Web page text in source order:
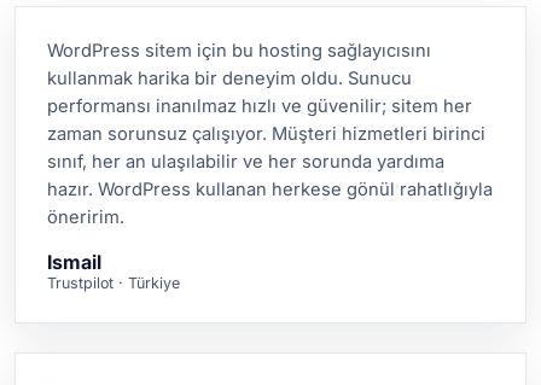
WordPress sitem için bu hosting sağlayıcısını
kullanmak harika bir deneyim oldu. Sunucu
performansı inanılmaz hızlı ve güvenilir; sitem her
zaman sorunsuz çalışıyor. Müşteri hizmetleri birinci
sınıf, her an ulaşılabilir ve her sorunda yardıma
hazır. WordPress kullanan herkese gönül rahatlığıyla
öneririm.
Ismail
Trustpilot · Türkiye